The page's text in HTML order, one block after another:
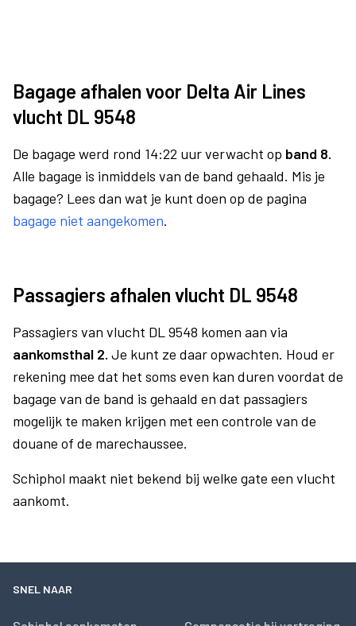
Bagage afhalen voor Delta Air Lines
vlucht DL 9548
De bagage werd rond 14:22 uur verwacht op band 8.
Alle bagage is inmiddels van de band gehaald. Mis je
bagage? Lees dan wat je kunt doen op de pagina
bagage niet aangekomen.
Passagiers afhalen vlucht DL 9548
Passagiers van vlucht DL 9548 komen aan via
aankomsthal 2. Je kunt ze daar opwachten. Houd er
rekening mee dat het soms even kan duren voordat de
bagage van de band is gehaald en dat passagiers
mogelijk te maken krijgen met een controle van de
douane of de marechaussee.
Schiphol maakt niet bekend bij welke gate een vlucht
aankomt.
SNEL NAAR